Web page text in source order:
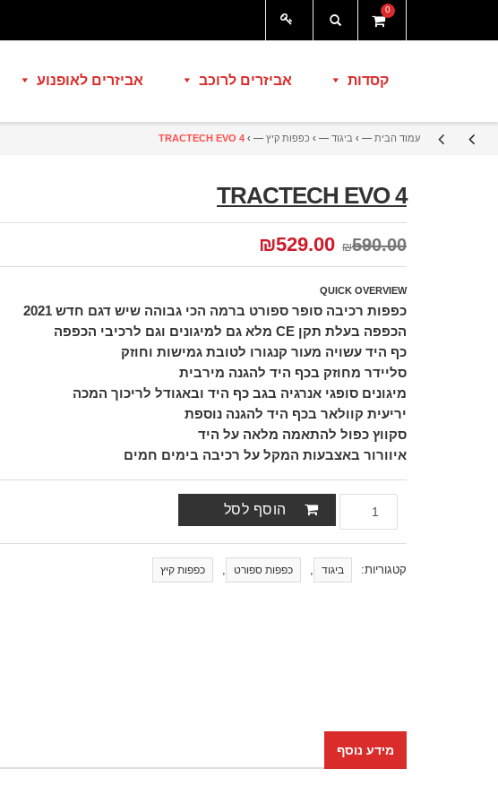
0
קסדות אביזרים לרוכב אביזרים לאופנוע
עמוד הבית — › ביגוד — › כפפות קיץ — ›
TRACTECH EVO 4
TRACTECH EVO 4
₪590.00
₪529.00
QUICK OVERVIEW
כפפות רכיבה סופר ספורט ברמה הכי גבוהה שיש דגם חדש 2021
הכפפה בעלת תקן CE מלא גם למיגונים וגם לרכיבי הכפפה
כף היד עשויה מעור קנגורו לטובת גמישות וחוזק
סליידר מחוזק בכף היד להגנה מירבית
מיגונים סופגי אנרגיה בגב כף היד ובאגודל לריכוך המכה
יריעית קוולאר בכף היד להגנה נוספת
סקווץ כפול להתאמה מלאה על היד
איוורור באצבעות המקל על רכיבה בימים חמים
הוסף לסל
קטגוריות: ביגוד , כפפות ספורט , כפפות קיץ
מידע נוסף